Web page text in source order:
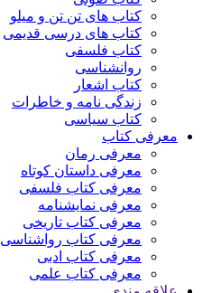
کتاب های تن تن و میلو
کتاب های درسی قدیمی
کتاب فلسفی
روانشناسی
کتاب اشعار
زندگی نامه و خاطرات
کتاب سیاسی
معرفی کتاب
معرفی رمان
معرفی داستان کوتاه
معرفی کتاب فلسفی
معرفی نمایشنامه
معرفی کتاب تاریخی
معرفی کتاب رواشناسی
معرفی کتاب ادبی
معرفی کتاب علمی